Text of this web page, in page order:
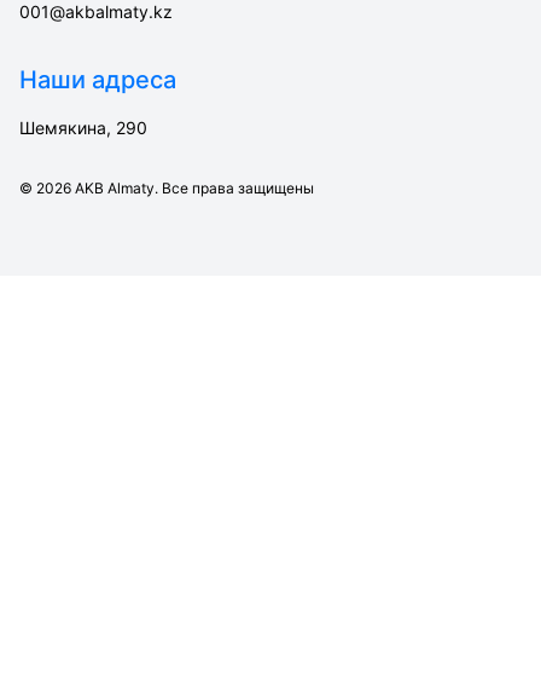
001@akbalmaty.kz
Наши адреса
Шемякина, 290
© 2026 AKB Almaty. Все права защищены